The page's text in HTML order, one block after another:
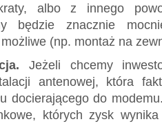
albo z innego
będzie znacznie
(np. montaż na
Jeżeli chcemy
antenowej, która
docierającego do
których zysk wynika